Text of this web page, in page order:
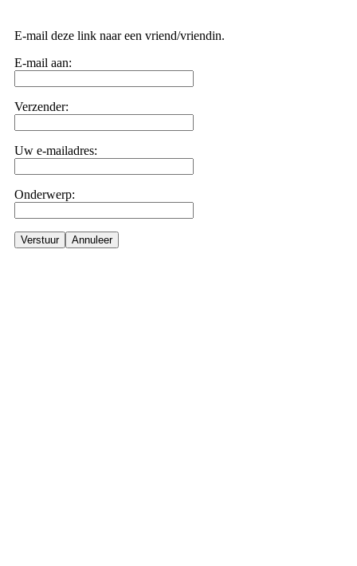
E-mail deze link naar een vriend/vriendin.
E-mail aan:
Verzender:
Uw e-mailadres:
Onderwerp:
Verstuur Annuleer